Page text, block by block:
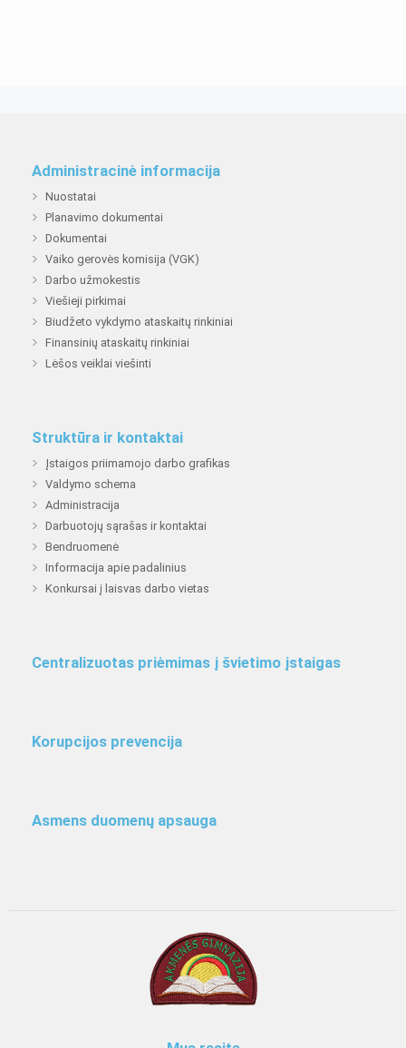
Administracinė informacija
Nuostatai
Planavimo dokumentai
Dokumentai
Vaiko gerovės komisija (VGK)
Darbo užmokestis
Viešieji pirkimai
Biudžeto vykdymo ataskaitų rinkiniai
Finansinių ataskaitų rinkiniai
Lėšos veiklai viešinti
Struktūra ir kontaktai
Įstaigos priimamojo darbo grafikas
Valdymo schema
Administracija
Darbuotojų sąrašas ir kontaktai
Bendruomenė
Informacija apie padalinius
Konkursai į laisvas darbo vietas
Centralizuotas priėmimas į švietimo įstaigas
Korupcijos prevencija
Asmens duomenų apsauga